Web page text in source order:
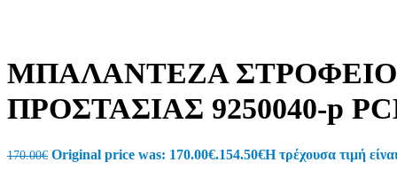
Μπαλαντέζες Συνεργείου
Ντουί
Πολύπριζα-Μπαλαντέζες
Πολύπριζα & Ασφαλείας
ΜΠΑΛΑΝΤΕΖΑ ΣΤΡΟΦΕΙΟ
ΠΡΟΣΤΑΣΙΑΣ 9250040-p
170.00€ Original price was: 170.00€.154.50€Η τρέχουσα τιμή